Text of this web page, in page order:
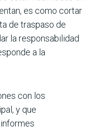
es como cortar
de traspaso de
la responsabilidad
a la
con los
y que